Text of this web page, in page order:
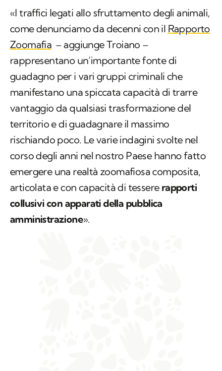
«I traffici legati allo sfruttamento degli animali,
come denunciamo da decenni con il Rapporto
Zoomafia – aggiunge Troiano –
rappresentano un’importante fonte di
guadagno per i vari gruppi criminali che
manifestano una spiccata capacità di trarre
vantaggio da qualsiasi trasformazione del
territorio e di guadagnare il massimo
rischiando poco. Le varie indagini svolte nel
corso degli anni nel nostro Paese hanno fatto
emergere una realtà zoomafiosa composita,
articolata e con capacità di tessere rapporti
collusivi con apparati della pubblica
amministrazione».